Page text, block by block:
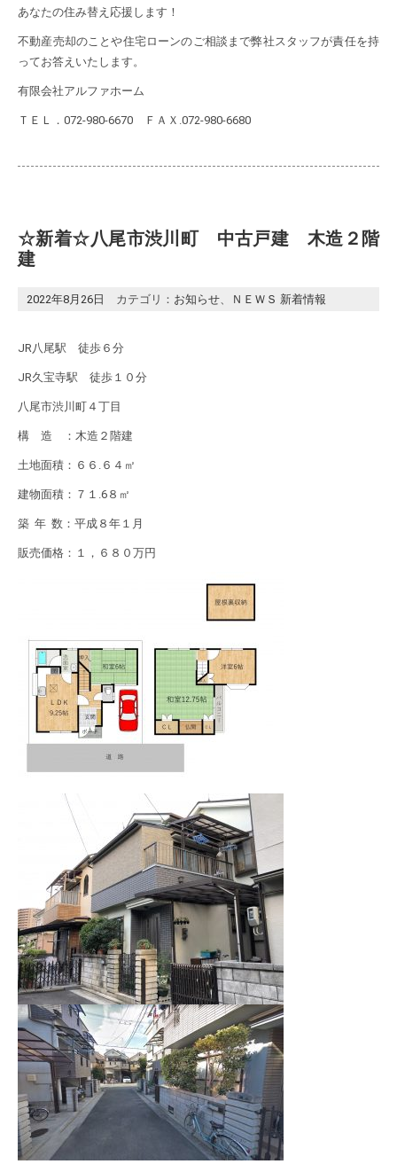
あなたの住み替え応援します！
不動産売却のことや住宅ローンのご相談まで弊社スタッフが責任を持
ってお答えいたします。
有限会社アルファホーム
ＴＥＬ．072-980-6670 ＦＡＸ.072-980-6680
☆新着☆八尾市渋川町 中古戸建 木造２階
建
2022年8月26日 カテゴリ： お知らせ、 ＮＥＷＳ 新着情報
JR八尾駅 徒歩６分
JR久宝寺駅 徒歩１０分
八尾市渋川町４丁目
構 造 ：木造２階建
土地面積：６６.６４㎡
建物面積：７１.6８㎡
築 年 数：平成８年１月
販売価格：１，６８０万円